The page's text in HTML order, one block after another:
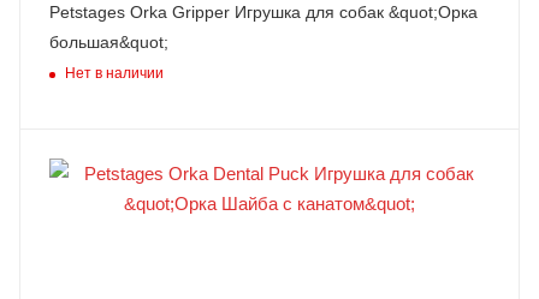
Petstages Orka Gripper Игрушка для собак &quot;Oрка
большая&quot;
Нет в наличии